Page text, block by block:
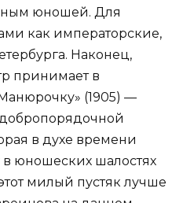
юношей. Для
как императорские,
Наконец,
принимает в
(1905) —
в духе времени
в юношеских шалостях
милый пустяк лучше